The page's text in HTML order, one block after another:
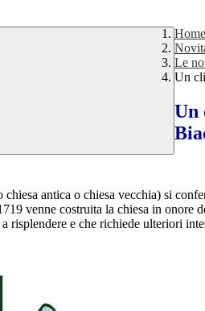
Home
Le
Un
Un
antica o chiesa vecchia) si
venne costruita la chiesa in onore
e che richiede ulteriori